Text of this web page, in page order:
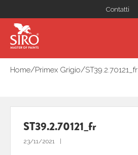
Contatti
Home/Primex Grigio/ST39.2.70121_fr
ST39.2.70121_fr
23/11/2021